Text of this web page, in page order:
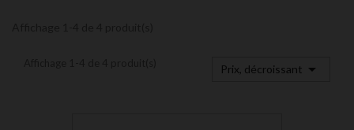
Prix, décroissant 